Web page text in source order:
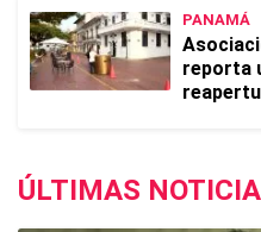
PANAMÁ
reporta
ÚLTIMAS